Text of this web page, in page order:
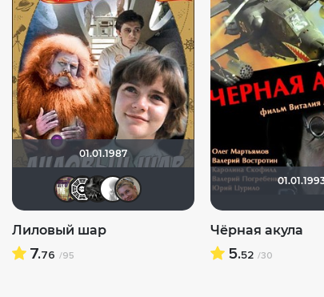
01.01.1987
Rusobitdemonshadow
~ Aleksandr ~
Viktorija Danilevskaja
Лиловый шар
7.76 /95
Чёрная акула
5.52 /30